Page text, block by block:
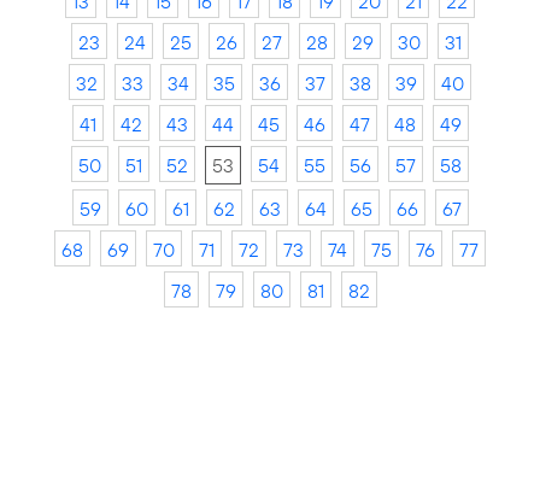
23
24 25 26 27 28 29 30
31
32
33 34 35 36 37 38 39
40
41
42 43 44 45 46 47 48
49
50
51 52 53 54 55 56 57
58
59
60 61 62 63 64 65 66
67
68
69 70 71 72 73 74 75 76
77
78
79 80 81 82